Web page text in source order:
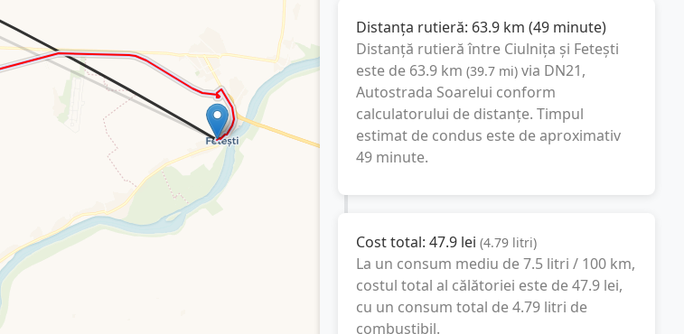
Distanța rutieră: 63.9 km (49 minute)
Distanță rutieră între Ciulnița și Fetești
este de 63.9 km (39.7 mi) via DN21,
Autostrada Soarelui conform
calculatorului de distanțe. Timpul
estimat de condus este de aproximativ
49 minute.
Cost total: 47.9 lei (4.79 litri)
La un consum mediu de7.5 litri / 100 km,
costul total al călătoriei este de47.9 lei,
cu un consum total de4.79 litri de
combustibil.